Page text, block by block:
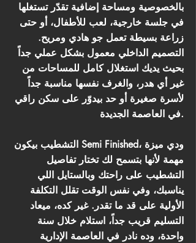
بالخصوصية ومساحة إضافية تقدّر تستغلها
في جلسة خارجية، لعب للأطفال، أو حتى
زراعة بسيطة تعمل جو هادي ومريح.
التصميم الداخلي معمول بشكل عملي جداً
بحيث يديك استغلال كامل للمساحات من
غير أي هدر، والغرف نفسها مناسبة جداً
لأسرة صغيرة أو حد بيدوّر على سكن راقي
في العاصمة الجديدة.
التشطيب بيكون Semi Finished، ودي ميزة
مهمة لأنها بتسمح لك تختار تفاصيل
التشطيب على راحتك وبالستايل اللي
يناسبك، وفي نفس الوقت تقلل التكلفة
الأولية على قد ما تقدر. غير كده، ميعاد
التسليم قريب جداً، استلام خلال سنة
واحدة، وده نادر في العاصمة الإدارية